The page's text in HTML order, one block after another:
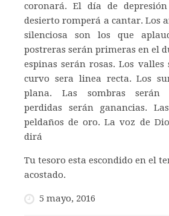
coronará. El día de
desierto romperá a cantar. Los
silenciosa son los que
postreras serán primeras en el
espinas serán rosas. Los valles
curvo sera linea recta. Los
plana. Las sombras serán
perdidas serán ganancias.
peldaños de oro. La voz de
dirá
Tu tesoro esta escondido en el
acostado.
5 mayo, 2016